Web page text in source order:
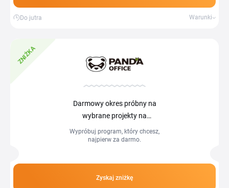
Do jutra Warunki
ZNIŻKA
Darmowy okres próbny na
wybrane projekty na
pandaoffice.com
Wypróbuj program, który chcesz,
najpierw za darmo.
Zyskaj zniżkę